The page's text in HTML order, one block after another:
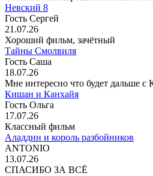
Невский 8
Гость Сергей
21.07.26
Хороший фильм, зачётный
Тайны Смолвиля
Гость Саша
18.07.26
Мне интересно что будет дальше с
Кишан и Канхайя
Гость Ольга
17.07.26
Классный фильм
Аладдин и король разбойников
ANTONIO
13.07.26
СПАСИБО ЗА ВСЁ